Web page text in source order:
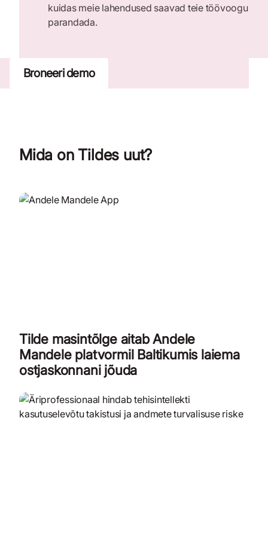
kuidas meie lahendused saavad teie töövoogu
parandada.
Broneeri demo
Mida on Tildes uut?
Tilde masintõlge aitab Andele
Mandele platvormil Baltikumis laiema
ostjaskonnani jõuda